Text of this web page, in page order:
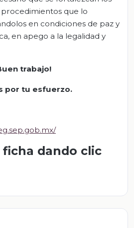
procedimientos que lo
en condiciones de paz y
en apego a la legalidad y
trabajo!
por tu esfuerzo.
ficha dando clic